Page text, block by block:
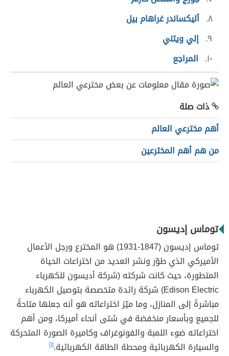
٨ أليكساندر غراهام بيل
٩ إلي ويتني
١٠
المراجع
ذات صلة
أهم مخترعي العالم
من هم أهم المخترعين
توماس إديسون
توماس إديسون (1847-1931) هو المخترع ورجل الأعمال
الأميركي الذي طوّر ونشر العديد من اختراعات الحياة
المتطورة، حيث كانت شركته (شركة أديسون للكهرباء
Edison Electric) شركة رائدة متخصصة بتوصيل الكهرباء
مباشرةً إلى المنازل، وما ميّز اختراعاته هو أنه جعلها متاحةً
للجميع وبأسعار منخفضة في شتى أنحاء أميركا، ومن أهم
اختراعاته ضوء اللمبة والفونوغراف وكاميرة الصورة المتحركة
والسيارة الكهربائية ومحطة الطاقة الكهربائية.[١]